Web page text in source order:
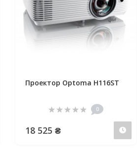
Предзаказ
Проектор Optoma H116ST
0
18 525 ₴